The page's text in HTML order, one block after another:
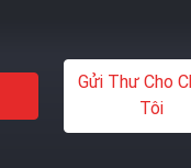
Gửi Thư Cho
Tôi